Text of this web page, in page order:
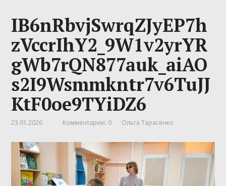
IB6nRbvjSwrqZJyEP7h
zVccrIhY2_9W1v2yrYR
gWb7rQN877auk_aiAO
s2I9Wsmmkntr7v6TuJJ
KtF0oe9TYiDZ6
23.01.2026 Комментарии: 0 Ольга Тарасенко